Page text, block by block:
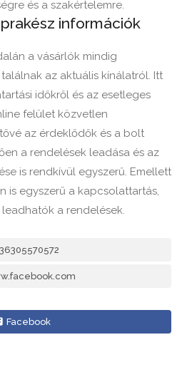
és a szakértelemre.
információk
a vásárlók mindig
az aktuális kínálatról. Itt
időkről és az esetleges
felület közvetlen
az érdeklődők és a bolt
a rendelések leadása és az
is rendkívül egyszerű. Emellett
is egyszerű a kapcsolattartás,
a rendelések.
36305570572
Facebook